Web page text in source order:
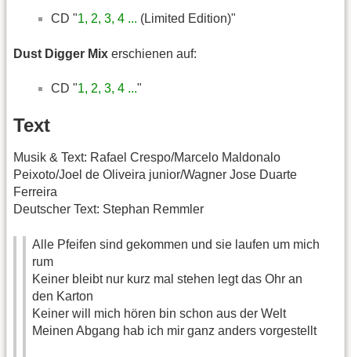
CD "1, 2, 3, 4 ... (Limited Edition)"
Dust Digger Mix erschienen auf:
CD "1, 2, 3, 4 ..."
Text
Musik & Text: Rafael Crespo/Marcelo Maldonalo
Peixoto/Joel de Oliveira junior/Wagner Jose Duarte
Ferreira
Deutscher Text: Stephan Remmler
Alle Pfeifen sind gekommen und sie laufen um mich
rum
Keiner bleibt nur kurz mal stehen legt das Ohr an
den Karton
Keiner will mich hören bin schon aus der Welt
Meinen Abgang hab ich mir ganz anders vorgestellt